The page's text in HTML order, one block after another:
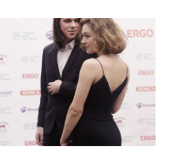
HAZANAVICIUS,
AUGUSTAS
DAR
VIRŠ
200